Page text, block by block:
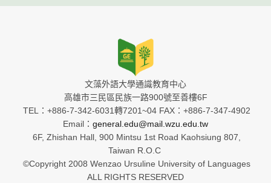
文藻外語大學通識教育中心
高雄市三民區民族一路900號至善樓6F
TEL：+886-7-342-6031轉7201~04 FAX：+886-7-347-4902
Email： general.edu@mail.wzu.edu.tw
6F, Zhishan Hall, 900 Mintsu 1st Road Kaohsiung 807,
Taiwan R.O.C
©Copyright 2008 Wenzao Ursuline University of Languages
ALL RIGHTS RESERVED